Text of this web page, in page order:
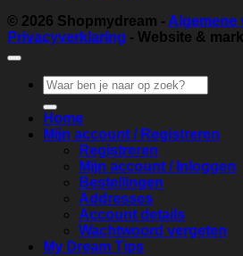
© 2026 Shopmydream - Algemene
Privacyverklaring - Website &
Zoeken
naar:
Home
Mijn account / Registreren
Registreren
Mijn account / Inloggen
Bestellingen
Addresses
Account details
Wachtwoord vergeten
My Dream Tips